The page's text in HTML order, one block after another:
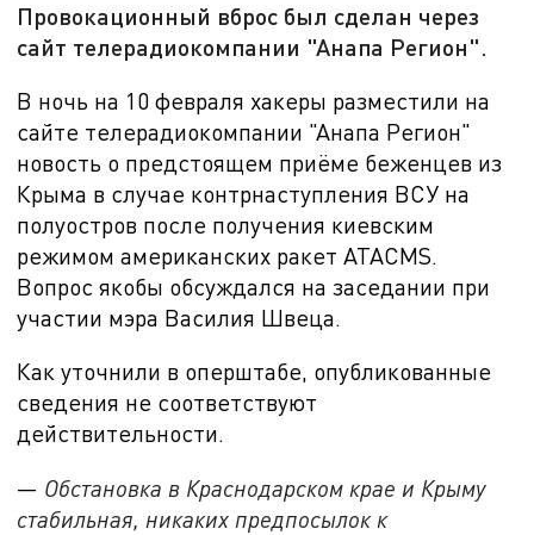
Провокационный вброс был сделан через
сайт телерадиокомпании "Анапа Регион".
В ночь на 10 февраля хакеры разместили на
сайте телерадиокомпании "Анапа Регион"
новость о предстоящем приёме беженцев из
Крыма в случае контрнаступления ВСУ на
полуостров после получения киевским
режимом американских ракетATACMS.
Вопрос якобы обсуждался на заседании при
участии мэра Василия Швеца.
Как уточнили в оперштабе, опубликованные
сведения не соответствуют
действительности.
— Обстановка в Краснодарском крае и Крыму
стабильная, никаких предпосылок к